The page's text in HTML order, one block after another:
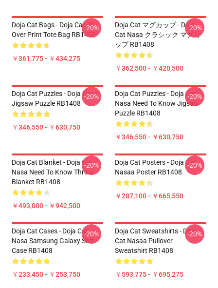
Doja Cat Bags - Doja Cat All
Over Print Tote Bag RB1408
￥361,775 - ￥434,275
-20%
Doja Cat マグカップ - Doja
Cat Nasa クラシック マグカ
ップ RB1408
￥362,500 - ￥420,500
-20%
Doja Cat Puzzles - Doja Nasa
Jigsaw Puzzle RB1408
￥346,550 - ￥630,750
-20%
Doja Cat Puzzles - Doja Cat
Nasa Need To Know Jigsaw
Puzzle RB1408
￥346,550 - ￥630,750
-20%
Doja Cat Blanket - Doja Cat
Nasa Need To Know Throw
Blanket RB1408
￥493,000 - ￥942,500
-20%
Doja Cat Posters - Doja Cat
Nasaa Poster RB1408
￥287,100 - ￥665,550
-20%
Doja Cat Cases - Doja Cat
Nasa Samsung Galaxy Soft
Case RB1408
￥233,450 - ￥253,750
-20%
Doja Cat Sweatshirts - Doja
Cat Nasaa Pullover
Sweatshirt RB1408
￥593,775 - ￥695,275
-20%